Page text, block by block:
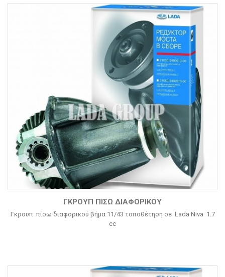
ΓΚΡΟΥΠ ΠΊΣΩ ΔΙΑΦΟΡΙΚΟΎ
Γκρουπ πίσω διαφορικού βήμα 11/43 τοποθέτηση σε Lada Niva 1.7
cc